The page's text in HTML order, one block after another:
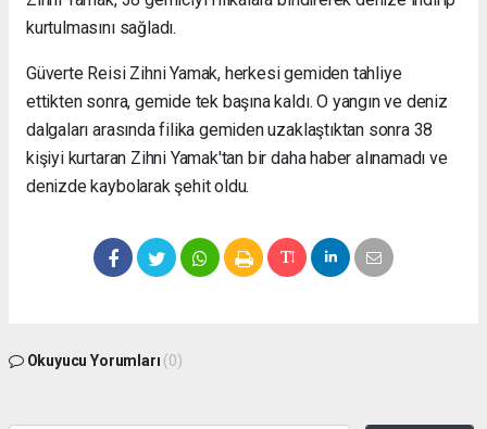
kurtulmasını sağladı.
Güverte Reisi Zihni Yamak, herkesi gemiden tahliye
ettikten sonra, gemide tek başına kaldı. O yangın ve deniz
dalgaları arasında filika gemiden uzaklaştıktan sonra 38
kişiyi kurtaran Zihni Yamak'tan bir daha haber alınamadı ve
denizde kaybolarak şehit oldu.
Okuyucu Yorumları (0)